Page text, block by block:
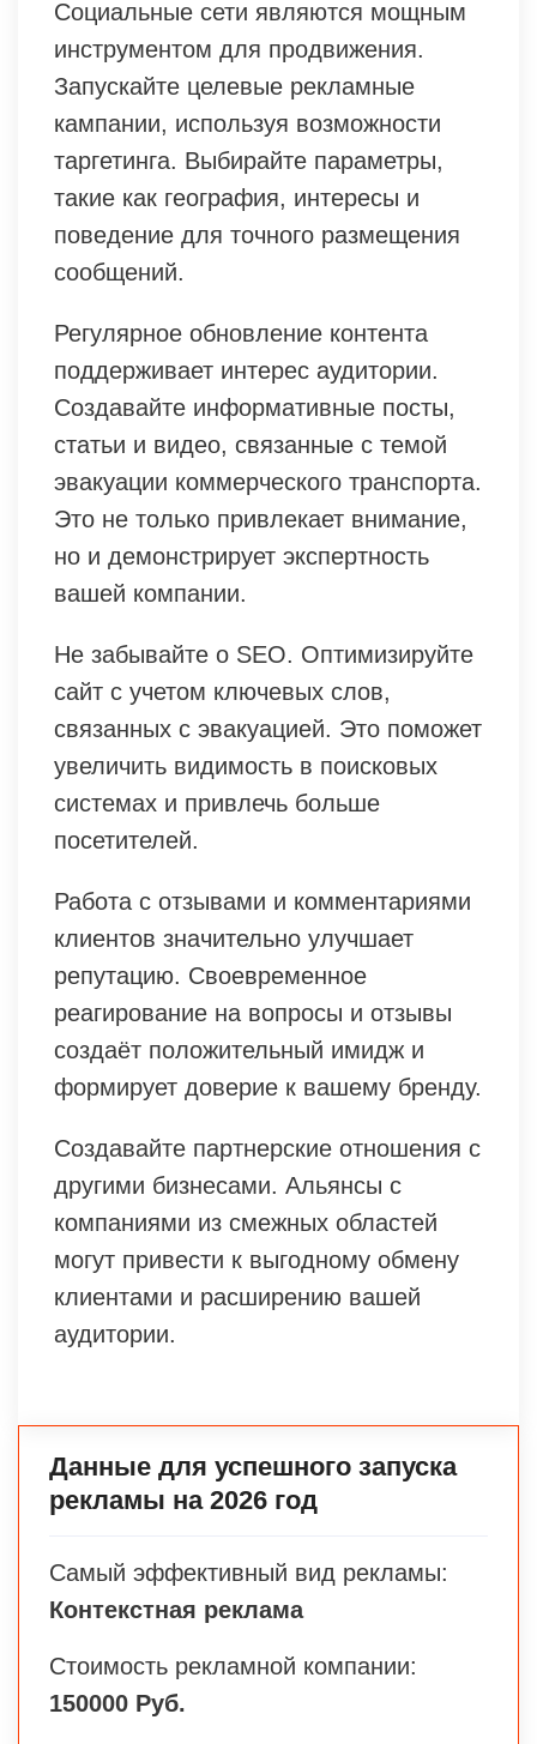
Социальные сети являются мощным
инструментом для продвижения.
Запускайте целевые рекламные
кампании, используя возможности
таргетинга. Выбирайте параметры,
такие как география, интересы и
поведение для точного размещения
сообщений.
Регулярное обновление контента
поддерживает интерес аудитории.
Создавайте информативные посты,
статьи и видео, связанные с темой
эвакуации коммерческого транспорта.
Это не только привлекает внимание,
но и демонстрирует экспертность
вашей компании.
Не забывайте о SEO. Оптимизируйте
сайт с учетом ключевых слов,
связанных с эвакуацией. Это поможет
увеличить видимость в поисковых
системах и привлечь больше
посетителей.
Работа с отзывами и комментариями
клиентов значительно улучшает
репутацию. Своевременное
реагирование на вопросы и отзывы
создаёт положительный имидж и
формирует доверие к вашему бренду.
Создавайте партнерские отношения с
другими бизнесами. Альянсы с
компаниями из смежных областей
могут привести к выгодному обмену
клиентами и расширению вашей
аудитории.
Данные для успешного запуска
рекламы на 2026 год
Самый эффективный вид рекламы:
Контекстная реклама
Стоимость рекламной компании:
150000 Руб.